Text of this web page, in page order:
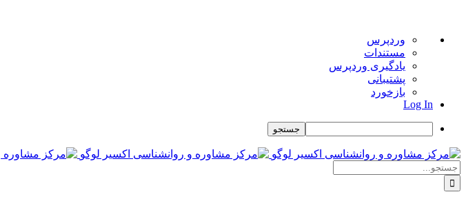
درباره
وردپرس
وردپرس
مستندات
یادگیری وردپرس
پشتیبانی
بازخورد
Log In
جستجو
Skip
to
content
جستجو
برای: